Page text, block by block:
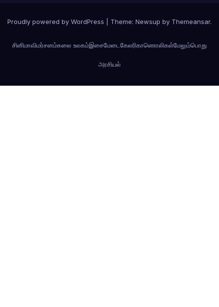
Proudly powered by WordPress Theme: Newsup by Themeansar.
சினிமாவிமர்சனம்கலை உலகம்இசைமேடை கேலரிகாணொலிகள்மேலும்பொது
அரசியல்